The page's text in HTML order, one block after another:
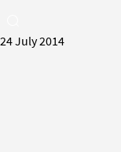
24 July 2014